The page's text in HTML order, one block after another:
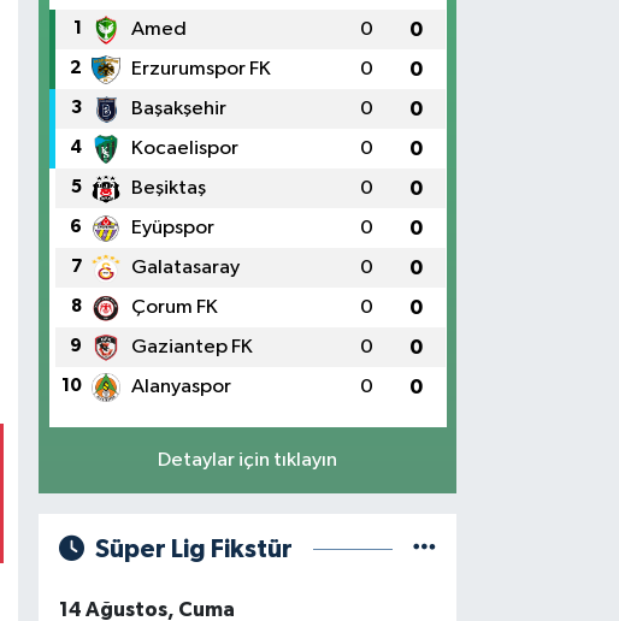
1 Amed 0 0
2 Erzurumspor FK 0 0
3 Başakşehir 0 0
4 Kocaelispor 0 0
5 Beşiktaş 0 0
6 Eyüpspor 0 0
7 Galatasaray 0 0
8 Çorum FK 0 0
9 Gaziantep FK 0 0
10 Alanyaspor 0 0
Detaylar için tıklayın
Süper Lig Fikstür
14 Ağustos, Cuma